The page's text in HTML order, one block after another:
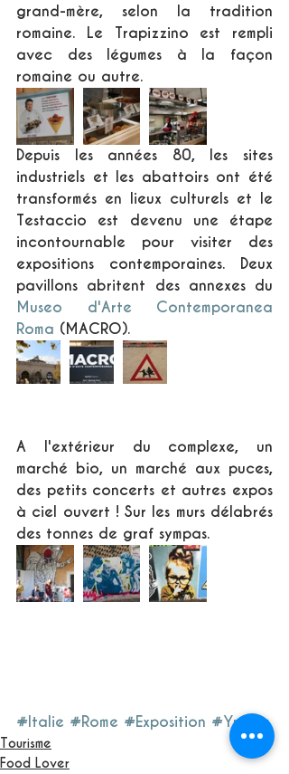
grand-mère, selon la tradition
romaine. Le Trapizzino est rempli
avec des légumes à la façon
romaine ou autre.
Depuis les années 80, les sites
industriels et les abattoirs ont été
transformés en lieux culturels et le
Testaccio est devenu une étape
incontournable pour visiter des
expositions contemporaines. Deux
Museo d'Arte Contemporanea
Roma (MACRO).
A l'extérieur du complexe, un
marché bio, un marché aux puces,
des petits concerts et autres expos
à ciel ouvert ! Sur les murs délabrés
des tonnes de graf sympas.
#Italie #Rome #Exposition #Yummy
Tourisme
Food Lover